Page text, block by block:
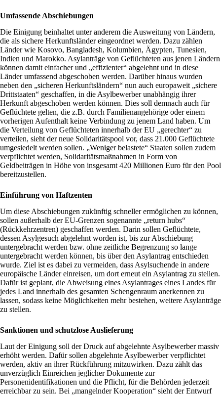
Umfassende Abschiebungen
Die Einigung beinhaltet unter anderem die Ausweitung von Ländern,
die als sichere Herkunftsländer eingeordnet werden. Dazu zählen
Länder wie Kosovo, Bangladesh, Kolumbien, Ägypten, Tunesien,
Indien und Marokko. Asylanträge von Geflüchteten aus jenen Ländern
können damit einfacher und „effizienter“ abgelehnt und in diese
Länder umfassend abgeschoben werden. Darüber hinaus wurden
neben den „sicheren Herkunftsländern“ nun auch europaweit „sichere
Drittstaaten“ geschaffen, in die Asylbewerber unabhängig ihrer
Herkunft abgeschoben werden können. Dies soll demnach auch für
Geflüchtete gelten, die z.B. durch Familienangehörige oder einem
vorherigen Aufenthalt keine Verbindung zu jenem Land haben. Um
die Verteilung von Geflüchteten innerhalb der EU „gerechter“ zu
verteilen, sieht der neue Solidaritätspool vor, dass 21.000 Geflüchtete
umgesiedelt werden sollen. „Weniger belastete“ Staaten sollen zudem
verpflichtet werden, Solidaritätsmaßnahmen in Form von
Geldbeiträgen in Höhe von insgesamt 420 Millionen Euro für den Pool
bereitzustellen.
Einführung von Haftzenten
Um diese Abschiebungen zukünftig schneller ermöglichen zu können,
sollen außerhalb der EU-Grenzen sogenannte „return hubs“
(Rückkehrzentren) geschaffen werden. Darin sollen Geflüchtete,
dessen Asylgesuch abgelehnt worden ist, bis zur Abschiebung
untergebracht werden bzw. ohne zeitliche Begrenzung so lange
untergebracht werden können, bis über den Asylantrag entschieden
wurde. Ziel ist es dabei zu vermeiden, dass Asylsuchende in andere
europäische Länder einreisen, um dort erneut ein Asylantrag zu stellen.
Dafür ist geplant, die Abweisung eines Asylantrages eines Landes für
jedes Land innerhalb des gesamten Schengenraum anerkennen zu
lassen, sodass keine Möglichkeiten mehr bestehen, weitere Asylanträge
zu stellen.
Sanktionen und schutzlose Auslieferung
Laut der Einigung soll der Druck auf abgelehnte Asylbewerber massiv
erhöht werden. Dafür sollen abgelehnte Asylbewerber verpflichtet
werden, aktiv an ihrer Rückführung mitzuwirken. Dazu zählt das
unverzüglich Einreichen jeglicher Dokumente zur
Personenidentifikationen und die Pflicht, für die Behörden jederzeit
erreichbar zu sein. Bei „mangelnder Kooperation“ sieht der Entwurf